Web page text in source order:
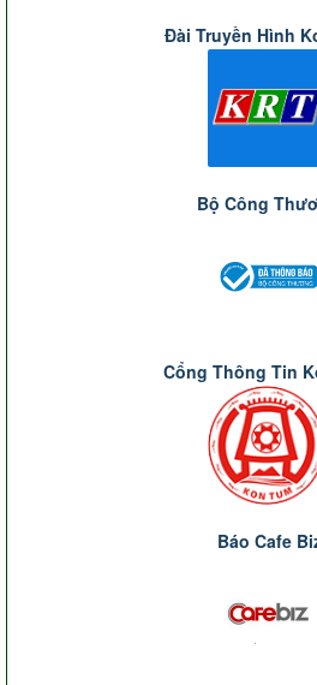
Đài Truyền Hình
Bộ Công
Cổng Thông Tin
Báo Cafe